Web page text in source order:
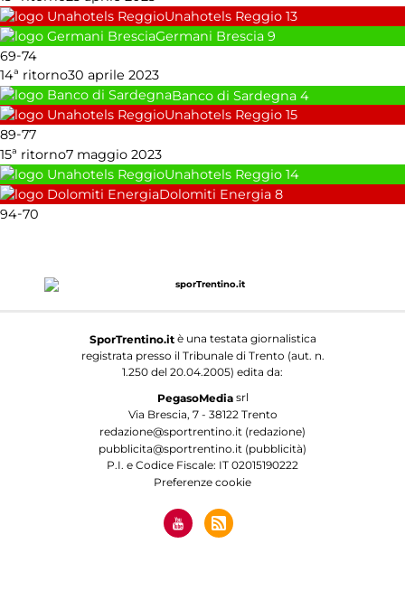
Unahotels Reggio 13
Germani Brescia 9
69-74
14ª ritorno30 aprile 2023
Banco di Sardegna 4
Unahotels Reggio 15
89-77
15ª ritorno7 maggio 2023
Unahotels Reggio 14
Dolomiti Energia 8
94-70
SporTrentino.itè una testata giornalistica
registrata presso il Tribunale di Trento (aut. n.
1.250 del 20.04.2005) edita da:
PegasoMediasrl
Via Brescia, 7 - 38122 Trento
redazione@sportrentino.it (redazione)
pubblicita@sportrentino.it (pubblicità)
P.I. e Codice Fiscale: IT 02015190222
Preferenze cookie